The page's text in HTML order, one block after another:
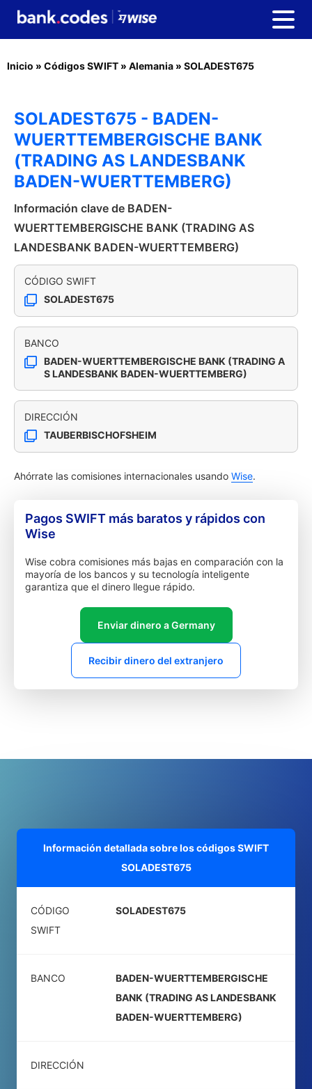
Inicio » Códigos SWIFT » Alemania » SOLADEST675
SOLADEST675 - BADEN-
WUERTTEMBERGISCHE BANK
(TRADING AS LANDESBANK
BADEN-WUERTTEMBERG)
Información clave de BADEN-
WUERTTEMBERGISCHE BANK (TRADING AS
LANDESBANK BADEN-WUERTTEMBERG)
CÓDIGO SWIFT
SOLADEST675
BANCO
BADEN-WUERTTEMBERGISCHE BANK (TRADING A
S LANDESBANK BADEN-WUERTTEMBERG)
DIRECCIÓN
TAUBERBISCHOFSHEIM
Ahórrate las comisiones internacionales usando Wise.
Pagos SWIFT más baratos y rápidos con
Wise
Wise cobra comisiones más bajas en comparación con la
mayoría de los bancos y su tecnología inteligente
garantiza que el dinero llegue rápido.
Enviar dinero a Germany
Recibir dinero del extranjero
Información detallada sobre los códigos SWIFT
SOLADEST675
CÓDIGO
SWIFT
SOLADEST675
BANCO
BADEN-WUERTTEMBERGISCHE
BANK (TRADING AS LANDESBANK
BADEN-WUERTTEMBERG)
DIRECCIÓN